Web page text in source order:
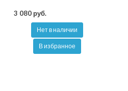
3 080 руб.
Нет в наличии
В избранное